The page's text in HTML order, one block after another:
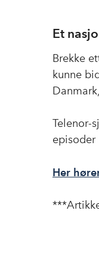
Et
Brekke
kunne
Telenor-
episoder
Her